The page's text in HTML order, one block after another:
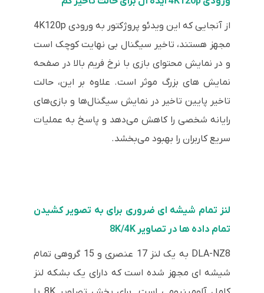
از آنجایی که این ویدئو پروژکتور به ورودی 4K120p
مجهز هستند، تاخیر سیگنال بی نهایت کوچک است
و در نمایش محتوای بازی با نرخ فریم بالا در صفحه
نمایش های بزرگ موثر است. علاوه بر این، حالت
تاخیر پایین تاخیر در نمایش سیگنال‌ها و بازی‌های
رایانه شخصی را کاهش می‌دهد و پاسخ به عملیات
سریع کاربران را بهبود می‌بخشد.
لنز تمام شیشه ای ضروری برای به تصویر کشیدن
تمام داده ها در تصاویر 8K/4K
DLA-NZ8 به یک لنز 17 عنصری و 15 گروهی تمام
شیشه ای مجهز شده است که دارای یک بشکه لنز